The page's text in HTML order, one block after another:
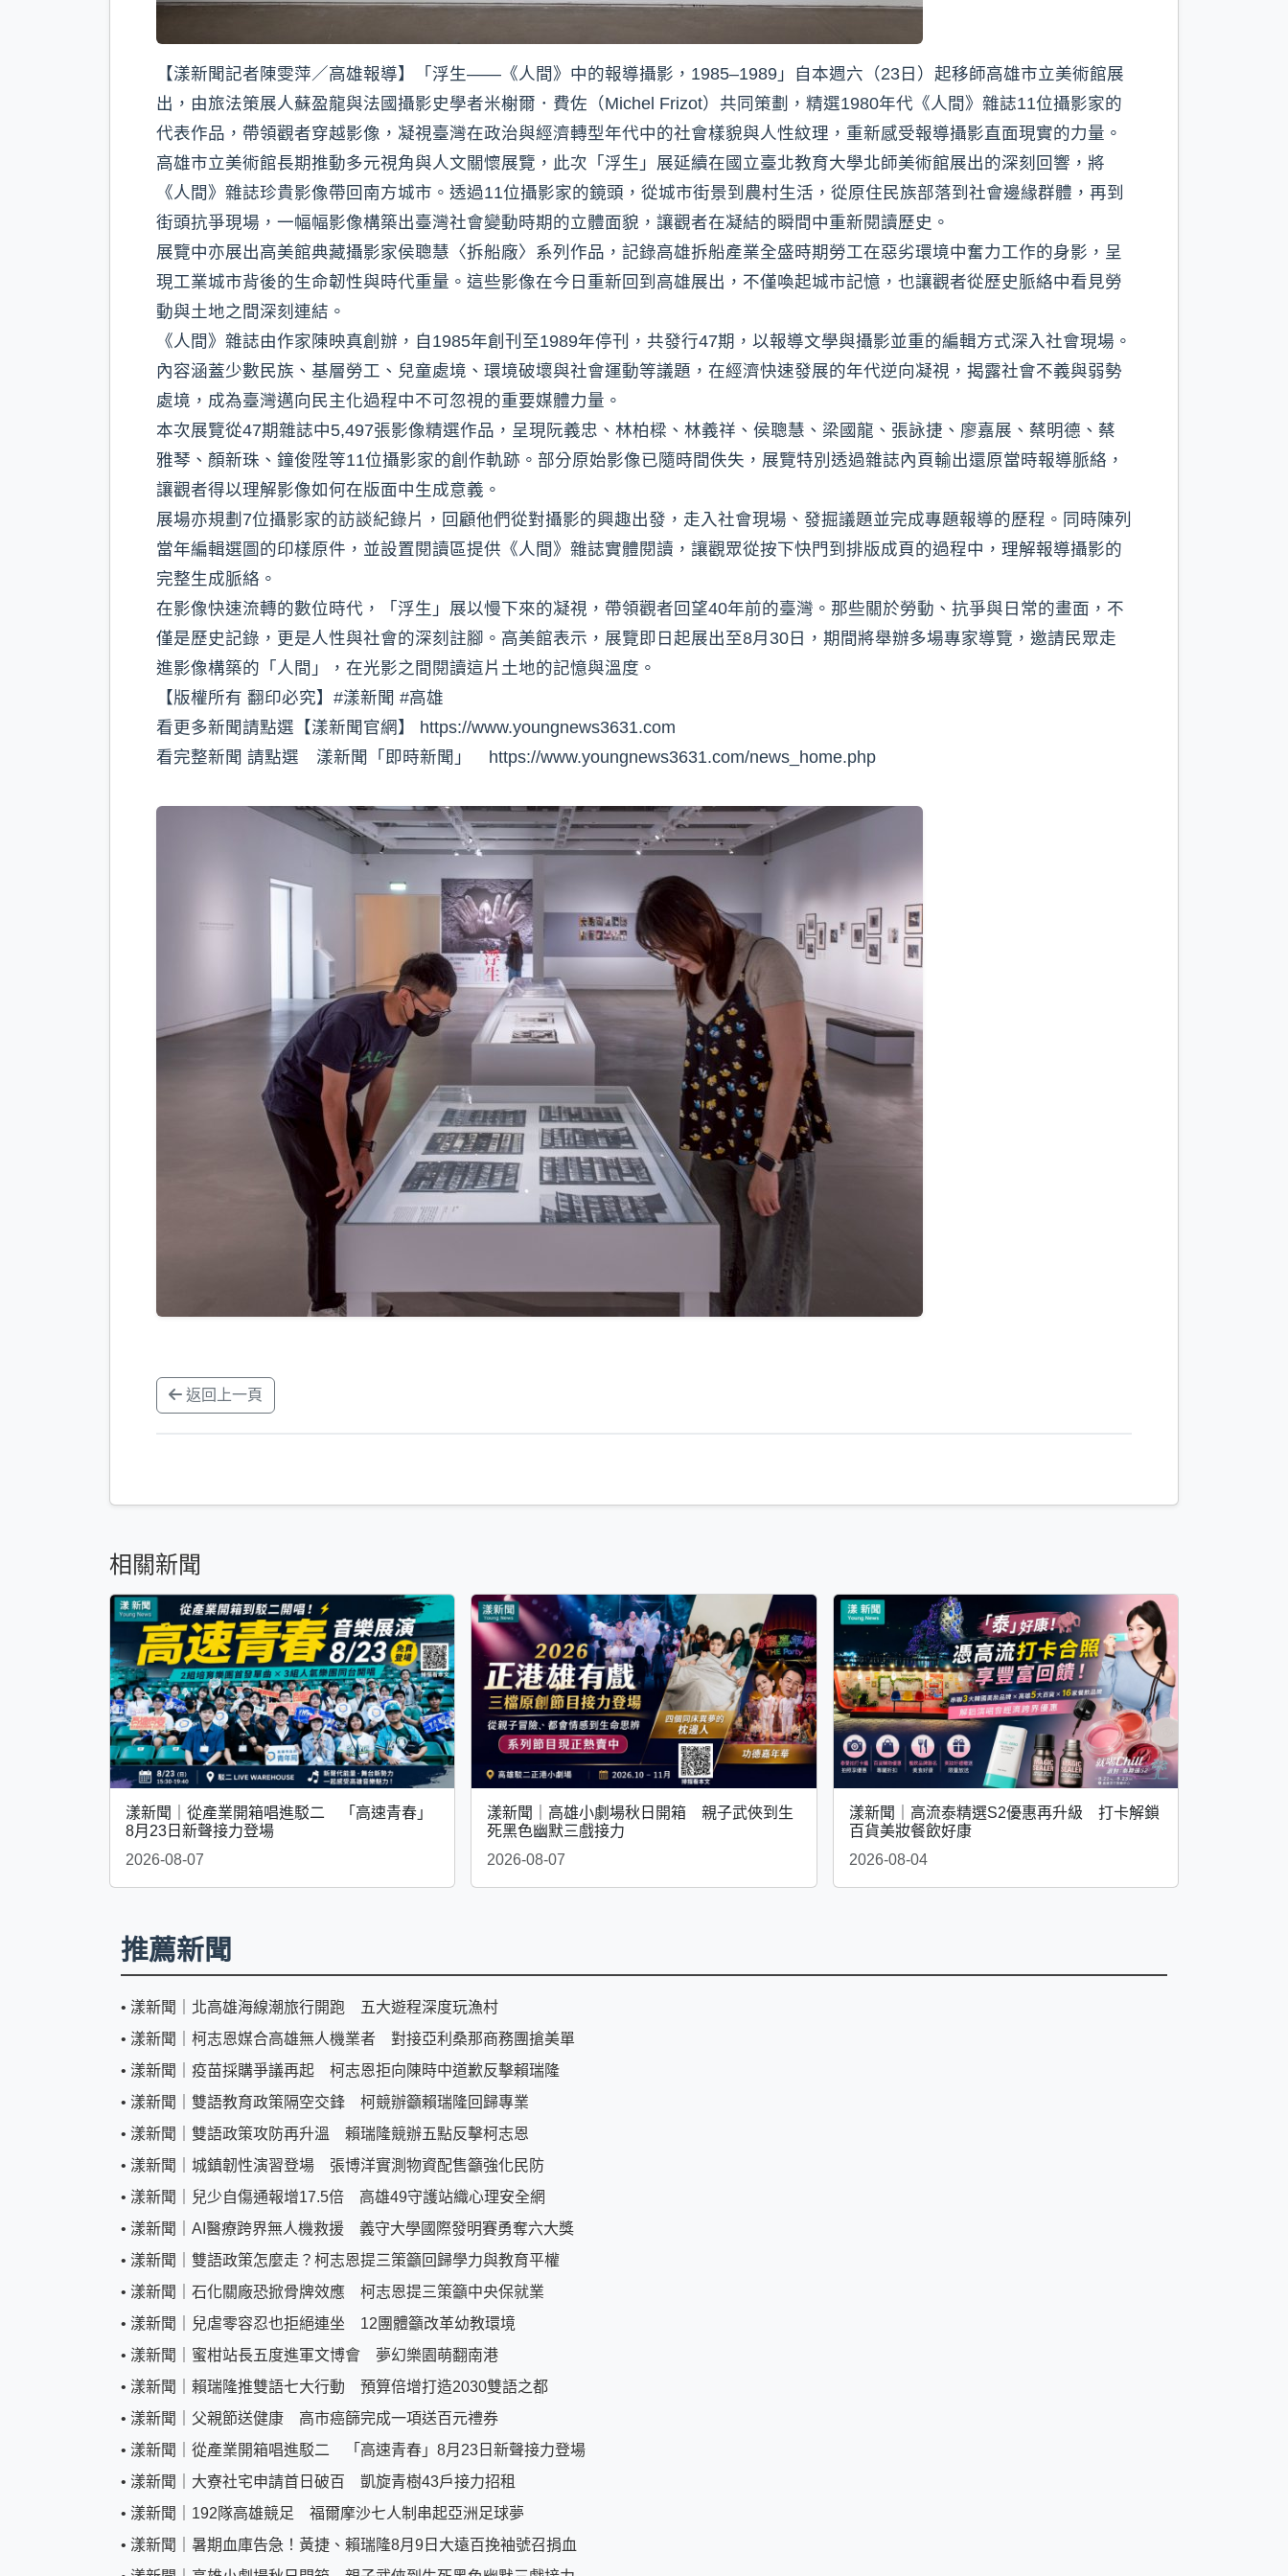
【漾新聞記者陳雯萍／高雄報導】「浮生——《人間》中的報導攝影，1985–1989」自本週六（23日）起移師高雄市立美術館展
出，由旅法策展人蘇盈龍與法國攝影史學者米榭爾．費佐（Michel Frizot）共同策劃，精選1980年代《人間》雜誌11位攝影家的
代表作品，帶領觀者穿越影像，凝視臺灣在政治與經濟轉型年代中的社會樣貌與人性紋理，重新感受報導攝影直面現實的力量。
高雄市立美術館長期推動多元視角與人文關懷展覽，此次「浮生」展延續在國立臺北教育大學北師美術館展出的深刻回響，將
《人間》雜誌珍貴影像帶回南方城市。透過11位攝影家的鏡頭，從城市街景到農村生活，從原住民族部落到社會邊緣群體，再到
街頭抗爭現場，一幅幅影像構築出臺灣社會變動時期的立體面貌，讓觀者在凝結的瞬間中重新閱讀歷史。
展覽中亦展出高美館典藏攝影家侯聰慧〈拆船廠〉系列作品，記錄高雄拆船產業全盛時期勞工在惡劣環境中奮力工作的身影，呈
現工業城市背後的生命韌性與時代重量。這些影像在今日重新回到高雄展出，不僅喚起城市記憶，也讓觀者從歷史脈絡中看見勞
動與土地之間深刻連結。
《人間》雜誌由作家陳映真創辦，自1985年創刊至1989年停刊，共發行47期，以報導文學與攝影並重的編輯方式深入社會現場。
內容涵蓋少數民族、基層勞工、兒童處境、環境破壞與社會運動等議題，在經濟快速發展的年代逆向凝視，揭露社會不義與弱勢
處境，成為臺灣邁向民主化過程中不可忽視的重要媒體力量。
本次展覽從47期雜誌中5,497張影像精選作品，呈現阮義忠、林柏樑、林義祥、侯聰慧、梁國龍、張詠捷、廖嘉展、蔡明德、蔡
雅琴、顏新珠、鐘俊陞等11位攝影家的創作軌跡。部分原始影像已隨時間佚失，展覽特別透過雜誌內頁輸出還原當時報導脈絡，
讓觀者得以理解影像如何在版面中生成意義。
展場亦規劃7位攝影家的訪談紀錄片，回顧他們從對攝影的興趣出發，走入社會現場、發掘議題並完成專題報導的歷程。同時陳列
當年編輯選圖的印樣原件，並設置閱讀區提供《人間》雜誌實體閱讀，讓觀眾從按下快門到排版成頁的過程中，理解報導攝影的
完整生成脈絡。
在影像快速流轉的數位時代，「浮生」展以慢下來的凝視，帶領觀者回望40年前的臺灣。那些關於勞動、抗爭與日常的畫面，不
僅是歷史記錄，更是人性與社會的深刻註腳。高美館表示，展覽即日起展出至8月30日，期間將舉辦多場專家導覽，邀請民眾走
進影像構築的「人間」，在光影之間閱讀這片土地的記憶與溫度。
【版權所有 翻印必究】#漾新聞 #高雄
看更多新聞請點選【漾新聞官網】 https://www.youngnews3631.com⁠
看完整新聞 請點選 漾新聞「即時新聞」 https://www.youngnews3631.com/news_home.php⁠
返回上一頁
相關新聞
漾新聞｜從產業開箱唱進駁二 「高速青春」
8月23日新聲接力登場
2026-08-07
漾新聞｜高雄小劇場秋日開箱 親子武俠到生
死黑色幽默三戲接力
2026-08-07
漾新聞｜高流泰精選S2優惠再升級 打卡解鎖
百貨美妝餐飲好康
2026-08-04
推薦新聞
• 漾新聞｜北高雄海線潮旅行開跑 五大遊程深度玩漁村
• 漾新聞｜柯志恩媒合高雄無人機業者 對接亞利桑那商務團搶美單
• 漾新聞｜疫苗採購爭議再起 柯志恩拒向陳時中道歉反擊賴瑞隆
• 漾新聞｜雙語教育政策隔空交鋒 柯競辦籲賴瑞隆回歸專業
• 漾新聞｜雙語政策攻防再升溫 賴瑞隆競辦五點反擊柯志恩
• 漾新聞｜城鎮韌性演習登場 張博洋實測物資配售籲強化民防
• 漾新聞｜兒少自傷通報增17.5倍 高雄49守護站織心理安全網
• 漾新聞｜AI醫療跨界無人機救援 義守大學國際發明賽勇奪六大獎
• 漾新聞｜雙語政策怎麼走？柯志恩提三策籲回歸學力與教育平權
• 漾新聞｜石化關廠恐掀骨牌效應 柯志恩提三策籲中央保就業
• 漾新聞｜兒虐零容忍也拒絕連坐 12團體籲改革幼教環境
• 漾新聞｜蜜柑站長五度進軍文博會 夢幻樂園萌翻南港
• 漾新聞｜賴瑞隆推雙語七大行動 預算倍增打造2030雙語之都
• 漾新聞｜父親節送健康 高市癌篩完成一項送百元禮券
• 漾新聞｜從產業開箱唱進駁二 「高速青春」8月23日新聲接力登場
• 漾新聞｜大寮社宅申請首日破百 凱旋青樹43戶接力招租
• 漾新聞｜192隊高雄競足 福爾摩沙七人制串起亞洲足球夢
• 漾新聞｜暑期血庫告急！黃捷、賴瑞隆8月9日大遠百挽袖號召捐血